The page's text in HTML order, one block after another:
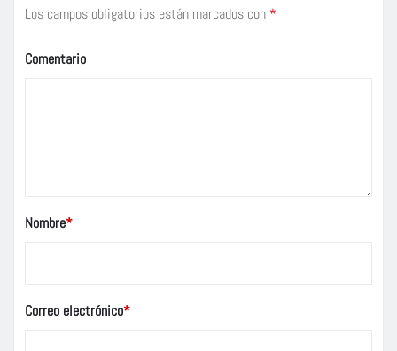
Los campos obligatorios están marcados con *
Comentario
Nombre*
Correo electrónico*